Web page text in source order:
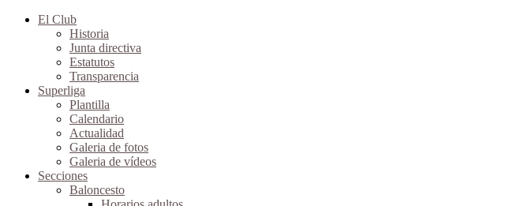
El Club
Historia
Junta directiva
Estatutos
Transparencia
Superliga
Plantilla
Calendario
Actualidad
Galeria de fotos
Galeria de vídeos
Secciones
Baloncesto